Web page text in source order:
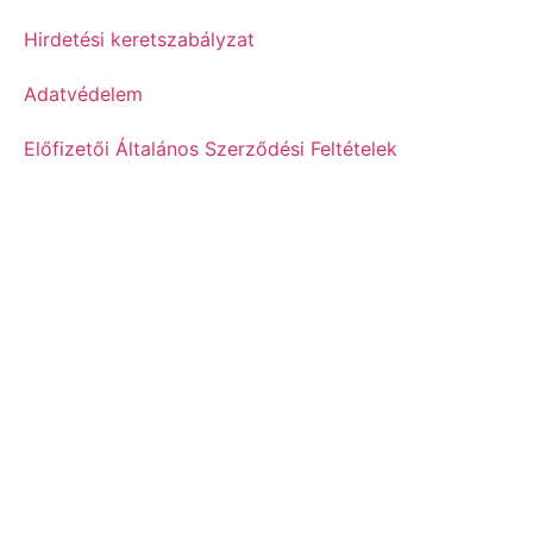
Hirdetési keretszabályzat
Adatvédelem
Előfizetői Általános Szerződési Feltételek